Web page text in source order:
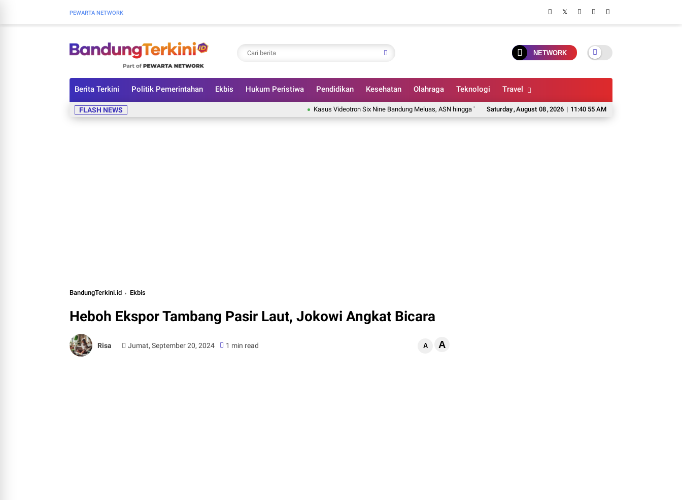
PEWARTA NETWORK
NETWORK
Berita Terkini Politik Pemerintahan Ekbis Hukum Peristiwa Pendidikan Kesehatan Olahraga Teknologi Travel
Saturday,August 08,2026 | 11:40 56 AM
FLASH NEWS Kasus Videotron Six Nine Bandung Meluas, ASN hingga Tata Ruang Ikut Diperiksa Disdik Kota Bandung Pastikan Hak Belajar Siswa
BandungTerkini.id Ekbis
Heboh Ekspor Tambang Pasir Laut, Jokowi Angkat Bicara
Risa Jumat, September 20, 2024 1 min read A A